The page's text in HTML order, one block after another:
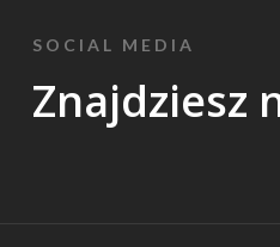
SOCIAL MEDIA
Znajdziesz